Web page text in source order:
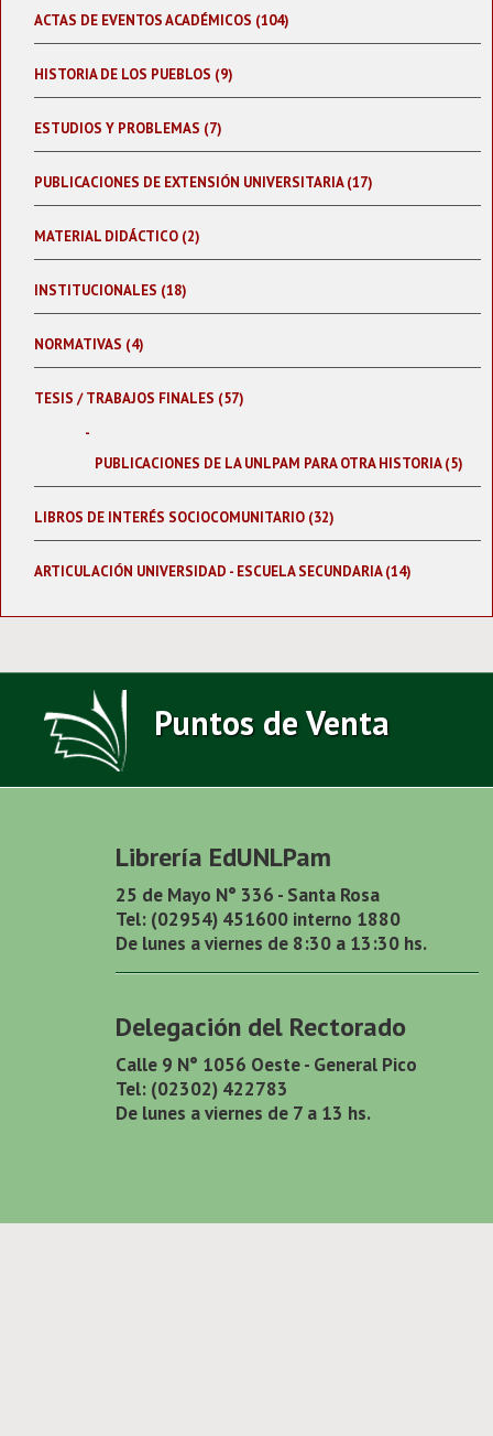
ACTAS DE EVENTOS ACADÉMICOS (104)
HISTORIA DE LOS PUEBLOS (9)
ESTUDIOS Y PROBLEMAS (7)
PUBLICACIONES DE EXTENSIÓN UNIVERSITARIA (17)
MATERIAL DIDÁCTICO (2)
INSTITUCIONALES (18)
NORMATIVAS (4)
TESIS / TRABAJOS FINALES (57)
PUBLICACIONES DE LA UNLPAM PARA OTRA HISTORIA (5)
LIBROS DE INTERÉS SOCIOCOMUNITARIO (32)
ARTICULACIÓN UNIVERSIDAD - ESCUELA SECUNDARIA (14)
Puntos de Venta
Librería EdUNLPam
25 de Mayo N° 336 - Santa Rosa
Tel: (02954) 451600 interno 1880
De lunes a viernes de 8:30 a 13:30 hs.
Delegación del Rectorado
Calle 9 N° 1056 Oeste - General Pico
Tel: (02302) 422783
De lunes a viernes de 7 a 13 hs.